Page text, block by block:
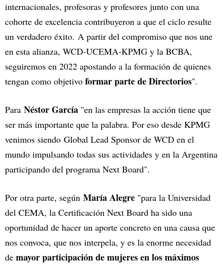
internacionales, profesoras y profesores junto con una
cohorte de excelencia contribuyeron a que el ciclo resulte
un verdadero éxito. A partir del compromiso que nos une
en esta alianza, WCD-UCEMA-KPMG y la BCBA,
seguiremos en 2022 apostando a la formación de quienes
tengan como objetivo formar parte de Directorios".
Para Néstor García "en las empresas la acción tiene que
ser más importante que la palabra. Por eso desde KPMG
venimos siendo Global Lead Sponsor de WCD en el
mundo impulsando todas sus actividades y en la Argentina
participando del programa Next Board".
Por otra parte, según María Alegre "para la Universidad
del CEMA, la Certificación Next Board ha sido una
oportunidad de hacer un aporte concreto en una causa que
nos convoca, que nos interpela, y es la enorme necesidad
de mayor participación de mujeres en los máximos